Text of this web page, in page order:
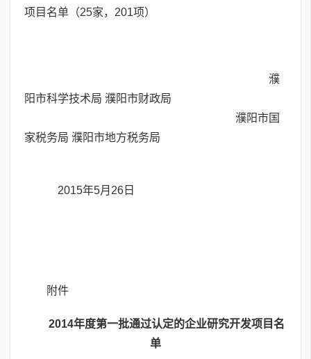
项目名单（25家，201项）
濮
阳市科学技术局 濮阳市财政局
濮阳市国
家税务局 濮阳市地方税务局
2015年5月26日
附件
2014年度第一批通过认定的企业研究开发项目名
单